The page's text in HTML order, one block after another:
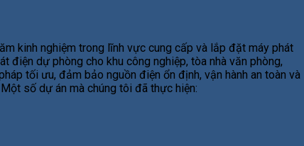
kinh nghiệm trong lĩnh vực cung cấp và lắp đặt máy phát
điện dự phòng cho khu công nghiệp, tòa nhà văn phòng,
tối ưu, đảm bảo nguồn điện ổn định, vận hành an toàn và
số dự án mà chúng tôi đã thực hiện: